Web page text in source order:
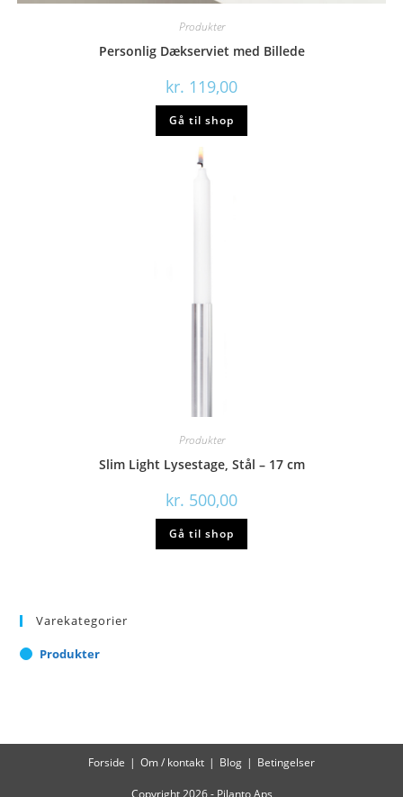
Produkter
Personlig Dækserviet med Billede
kr. 119,00
Gå til shop
Produkter
Slim Light Lysestage, Stål – 17 cm
kr. 500,00
Gå til shop
Varekategorier
Produkter
Forside Om / kontakt Blog Betingelser
Copyright 2026 - Pilanto Aps